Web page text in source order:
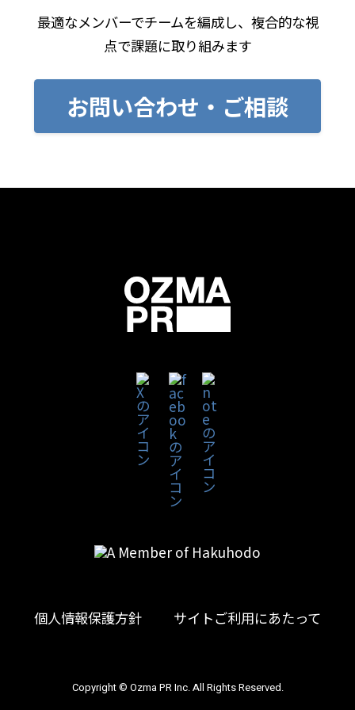
最適なメンバーでチームを編成し、複合的な視
点で課題に取り組みます
お問い合わせ・ご相談
個人情報保護方針 サイトご利用にあたって
Copyright © Ozma PR Inc. All Rights Reserved.